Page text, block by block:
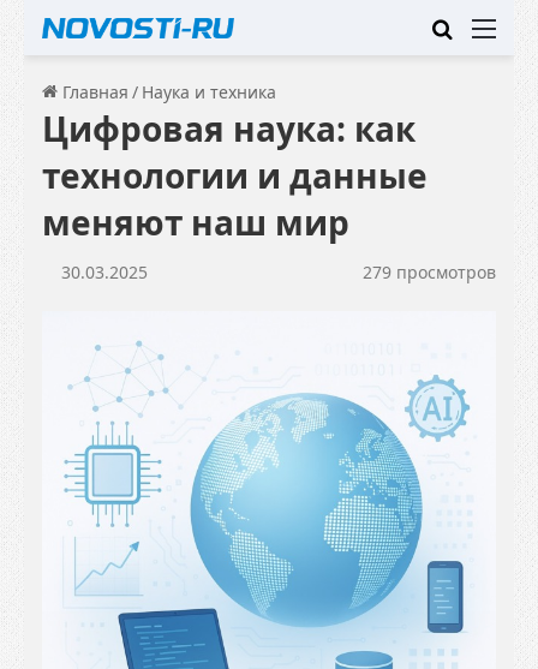
Искать
Главная / Наука и техника
Цифровая наука: как
технологии и данные
меняют наш мир
30.03.2025 279 просмотров